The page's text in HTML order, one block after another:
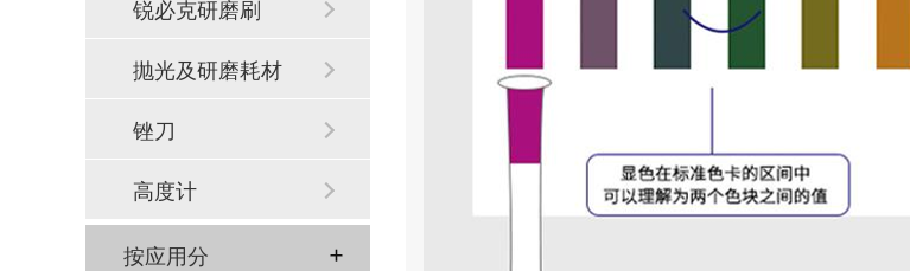
锐必克研磨刷
抛光及研磨耗材
锉刀
高度计
按应用分